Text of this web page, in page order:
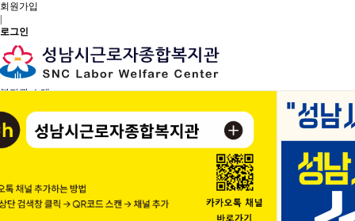
회원가입
로그인
복지관 소개
인사말
사업안내
연혁
대관 안내
오시는 길